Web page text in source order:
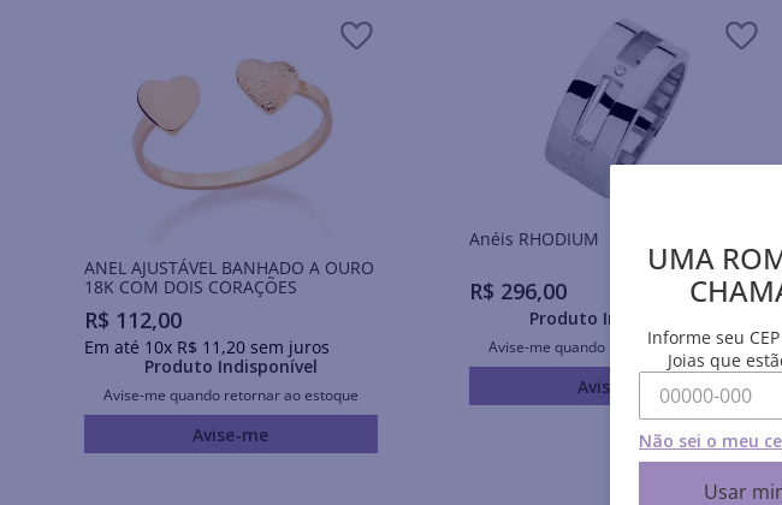
ANEL AJUSTÁVEL BANHADO A OURO
18K COM DOIS CORAÇÕES
R$ 112,00
Em até 10x R$ 11 ,20sem juros
Produto Indisponível
Avise-me quando retornar ao estoque
Avise-me
Anéis RHODIUM
R$ 296,00
Produto Indisponível
Avise-me quando retornar ao estoque
Avise-me
UMA
Informe seu
Joias que
Não sei o meu
Usar